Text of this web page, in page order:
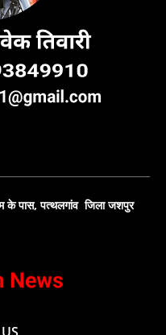
के पास, पत्थलगांव जिला जशपुर